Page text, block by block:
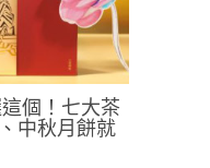
個！七大茶
中秋月餅就